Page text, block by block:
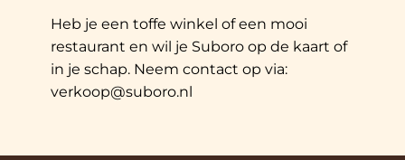
Heb je een toffe winkel of een mooi
restaurant en wil je Suboro op de kaart of
in je schap. Neem contact op via:
verkoop@suboro.nl